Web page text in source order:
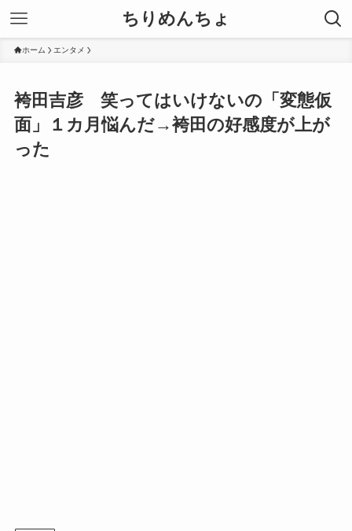
ちりめんちょ
ホーム エンタメ
袴田吉彦 笑ってはいけないの「変態仮
面」１カ月悩んだ→袴田の好感度が上が
った